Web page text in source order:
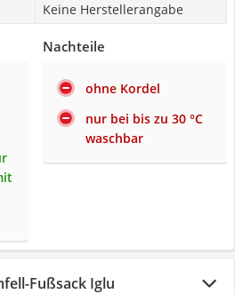
Keine Herstellerangabe
Nachteile
ohne Kordel
nur bei bis zu 30 °C
waschbar
Fußsack Iglu